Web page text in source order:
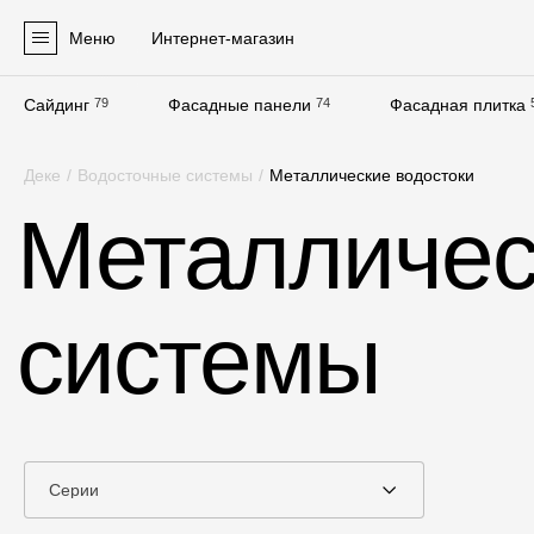
Меню Интернет-магазин
Сайдинг 79 Фасадные панели 74 Фасадная плитка
Сайдинг
Софиты
Фасадная плитка
Деке / Водосточные системы / Металлические водостоки
системы
Серии